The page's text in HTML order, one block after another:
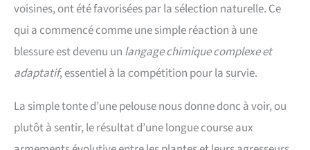
voisines, ont été favorisées par la sélection naturelle. Ce
qui a commencé comme une simple réaction à une
blessure est devenu un langage chimique complexe et
adaptatif, essentiel à la compétition pour la survie.
La simple tonte d’une pelouse nous donne donc à voir, ou
plutôt à sentir, le résultat d’une longue course aux